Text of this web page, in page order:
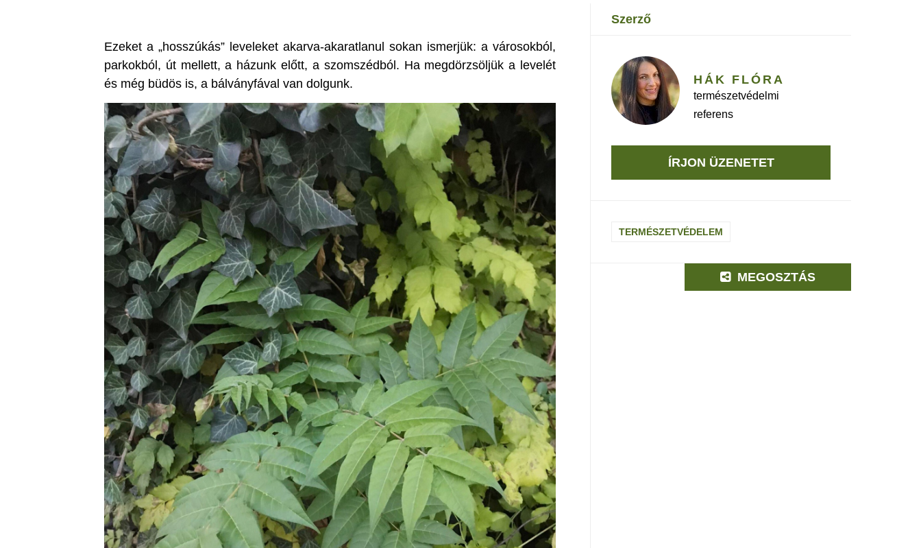
Ezeket a „hosszúkás” leveleket akarva-akaratlanul sokan ismerjük: a városokból,
parkokból, út mellett, a házunk előtt, a szomszédból. Ha megdörzsöljük a levelét
és még büdös is, a bálványfával van dolgunk.
szerző
HÁK FLÓRA
természetvédelmi
referens
ÍRJON ÜZENETET
TERMÉSZETVÉDELEM
MEGOSZTÁS